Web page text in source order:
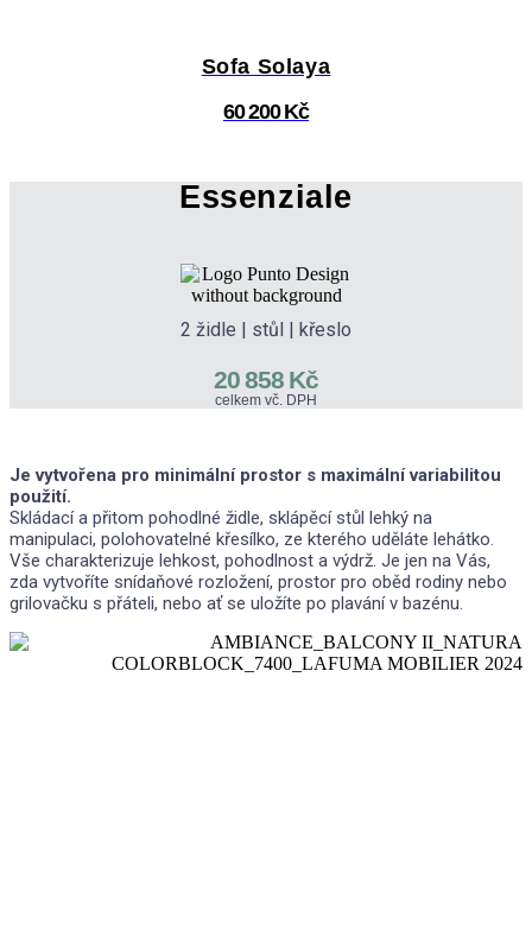
Sofa Solaya
60 200 Kč
Essenziale
2 židle | stůl | křeslo
20 858 Kč
celkem vč. DPH
Je vytvořena pro minimální prostor s maximální variabilitou
použití.
Skládací a přitom pohodlné židle, sklápěcí stůl lehký na
manipulaci, polohovatelné křesílko, ze kterého uděláte lehátko.
Vše charakterizuje lehkost, pohodlnost a výdrž. Je jen na Vás,
zda vytvoříte snídaňové rozložení, prostor pro oběd rodiny nebo
grilovačku s přáteli, nebo ať se uložíte po plavání v bazénu.